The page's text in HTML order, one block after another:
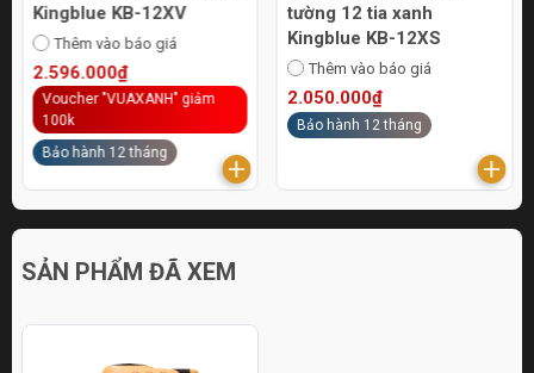
Kingblue KB-12XV
Thêm vào báo giá
2.596.000₫
Voucher "VUAXANH" giảm
100k
Bảo hành 12 tháng
tường 12 tia xanh
Kingblue KB-12XS
Thêm vào báo giá
2.050.000₫
Bảo hành 12 tháng
SẢN PHẨM ĐÃ XEM